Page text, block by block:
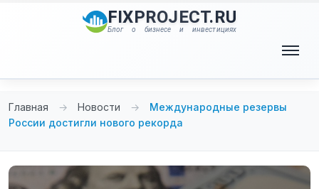
FIXPROJECT.RU
Блог о бизнесе и инвестициях
Главная → Новости →
Международные резервы
России достигли нового рекорда